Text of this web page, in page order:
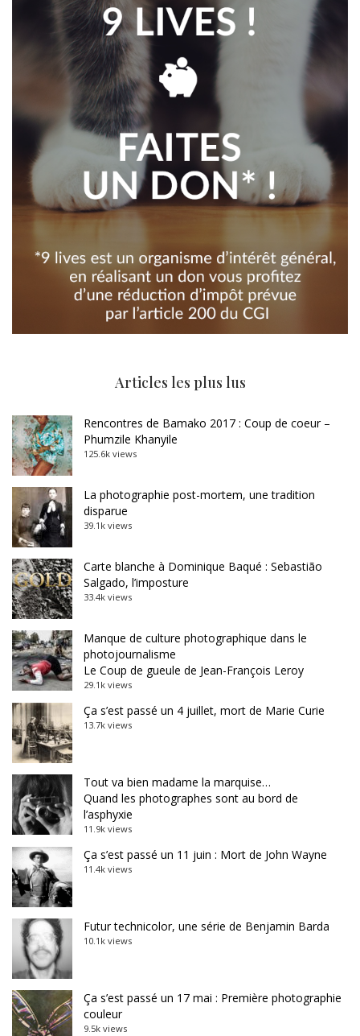
Articles les plus lus
Rencontres de Bamako 2017 : Coup de coeur –
Phumzile Khanyile
125.6k views
La photographie post-mortem, une tradition
disparue
39.1k views
Carte blanche à Dominique Baqué : Sebastião
Salgado, l’imposture
33.4k views
Manque de culture photographique dans le
photojournalisme
Le Coup de gueule de Jean-François Leroy
29.1k views
Ça s’est passé un 4 juillet, mort de Marie Curie
13.7k views
Tout va bien madame la marquise…
Quand les photographes sont au bord de
l’asphyxie
11.9k views
Ça s’est passé un 11 juin : Mort de John Wayne
11.4k views
Futur technicolor, une série de Benjamin Barda
10.1k views
Ça s’est passé un 17 mai : Première photographie
couleur
9.5k views